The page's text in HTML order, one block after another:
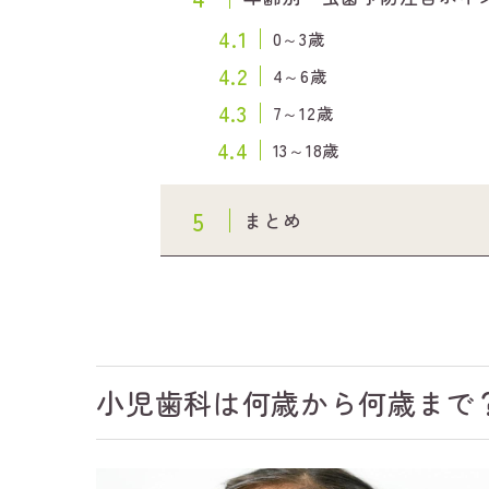
4.1 0～3歳
4.2 4～6歳
4.3 7～12歳
4.4 13～18歳
5 まとめ
小児歯科は何歳から何歳まで